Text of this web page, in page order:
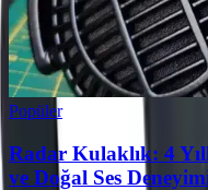
Popüler
Radar Kulaklık: 4
ve Doğal Ses